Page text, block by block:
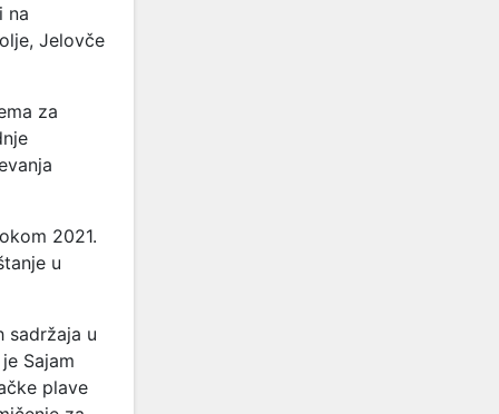
na
Jelovče
za
2021.
u
sadržaja u
Sajam
plave